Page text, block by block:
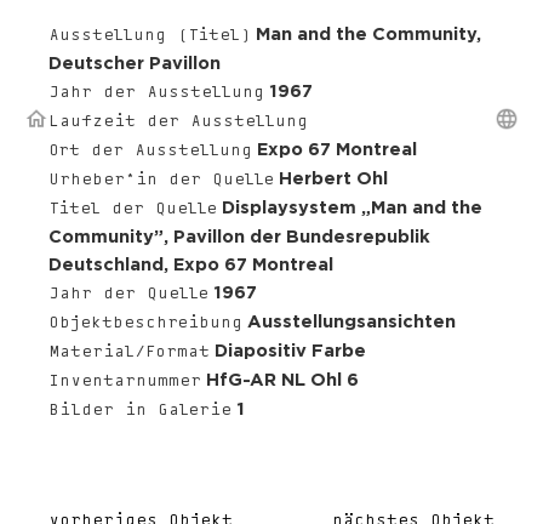
Ausstellung (Titel) Man and the Community,
Deutscher Pavillon
Jahr der Ausstellung 1967
Laufzeit der Ausstellung
Ort der Ausstellung Expo 67 Montreal
Urheber*in der Quelle Herbert Ohl
Titel der Quelle Displaysystem „Man and the
Community”, Pavillon der Bundesrepublik
Deutschland, Expo 67 Montreal
Jahr der Quelle 1967
Objektbeschreibung Ausstellungsansichten
Material/Format Diapositiv Farbe
Inventarnummer HfG-AR NL Ohl 6
Bilder in Galerie 1